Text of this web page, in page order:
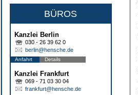
BÜROS
Kanzlei Berlin
030 - 26 39 62 0
berlin@hensche.de
Anfahrt Details
Kanzlei Frankfurt
069 - 71 03 30 04
frankfurt@hensche.de